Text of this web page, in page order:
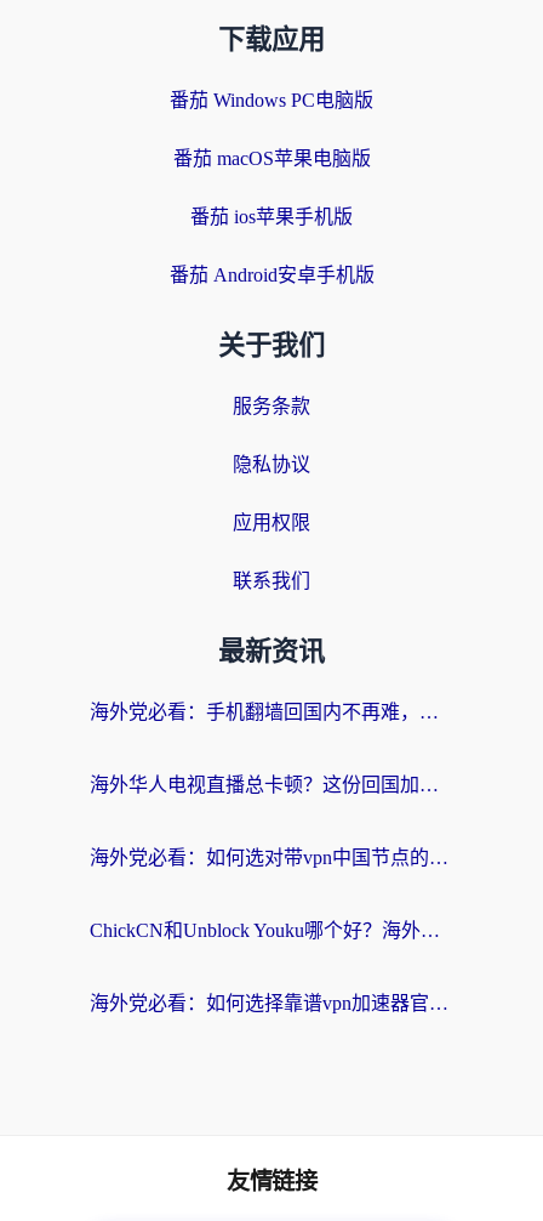
下载应用
番茄 Windows PC电脑版
番茄 macOS苹果电脑版
番茄 ios苹果手机版
番茄 Android安卓手机版
关于我们
服务条款
隐私协议
应用权限
联系我们
最新资讯
海外党必看：手机翻墙回国内不再难，一篇搞定无缝访问国内资源指南
海外华人电视直播总卡顿？这份回国加速器选择指南帮你无缝看国内资源
海外党必看：如何选对带vpn中国节点的加速器？无缝访问国内资源全攻略
ChickCN和Unblock Youku哪个好？海外党亲测4款热门回国加速器，附避坑指南
海外党必看：如何选择靠谱vpn加速器官网？轻松解决国内APP地区限制
友情链接